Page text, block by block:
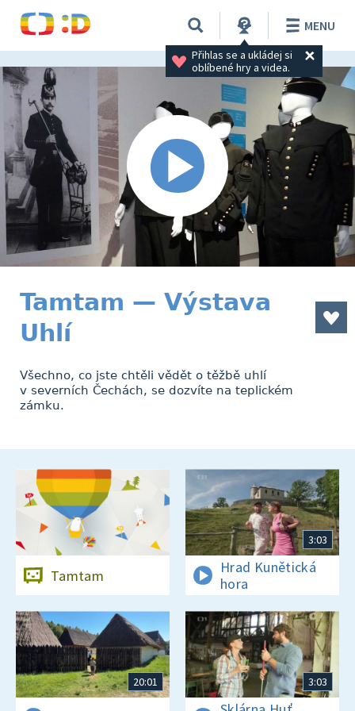
Přihlas se a ukládej si
oblíbené hry a videa.
MENU
Tamtam — Výstava
Uhlí
Všechno, co jste chtěli vědět o těžbě uhlí
v severních Čechách, se dozvíte na teplickém
zámku.
Tamtam
3:03
Hrad Kunětická
hora
20:01 3:03